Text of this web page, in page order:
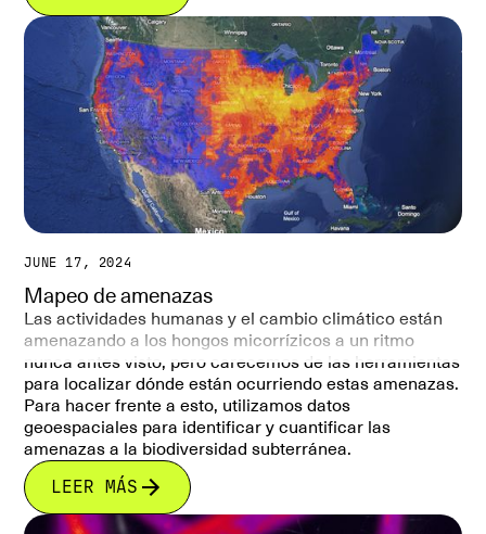
JUNE 17, 2024
Mapeo de amenazas
Las actividades humanas y el cambio climático están
amenazando a los hongos micorrízicos a un ritmo
nunca antes visto, pero carecemos de las herramientas
para localizar dónde están ocurriendo estas amenazas.
Para hacer frente a esto, utilizamos datos
geoespaciales para identificar y cuantificar las
amenazas a la biodiversidad subterránea.
LEER MÁS